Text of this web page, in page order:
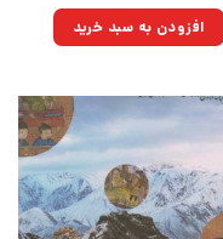
۲۵۰,۰۰۰تومان
بود.
۱۷۸,۷۵۰تومان.افزودن به سبد خرید